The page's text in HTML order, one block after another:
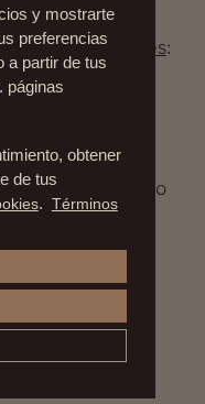
fundamentales:
muy
buscar un
tal.
profesional o
será garantía.
que son
todos los
atendidas por
es muy
y mostrarte
preferencias
a partir de tus
páginas
obtener
de tus
. Términos